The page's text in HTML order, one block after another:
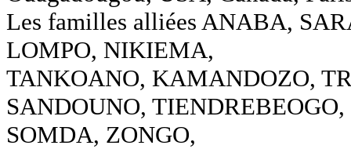
Les familles alliées ANABA,
LOMPO, NIKIEMA,
TANKOANO, KAMANDOZO,
SANDOUNO,
SOMDA, ZONGO,